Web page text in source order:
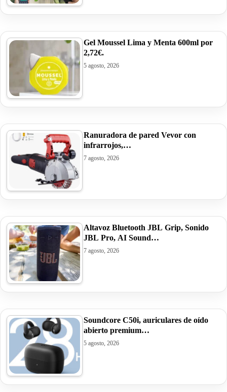
Gel Moussel Lima y Menta 600ml por
2,72€.
5 agosto, 2026
Ranuradora de pared Vevor con
infrarrojos,…
7 agosto, 2026
Altavoz Bluetooth JBL Grip, Sonido
JBL Pro, AI Sound…
7 agosto, 2026
Soundcore C50i, auriculares de oído
abierto premium…
5 agosto, 2026